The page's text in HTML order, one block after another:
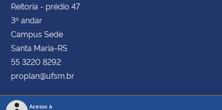
Reitoria - prédio 47
3º andar
Campus Sede
Santa Maria-RS
55 3220 8292
proplan@ufsm.br
Acesso à